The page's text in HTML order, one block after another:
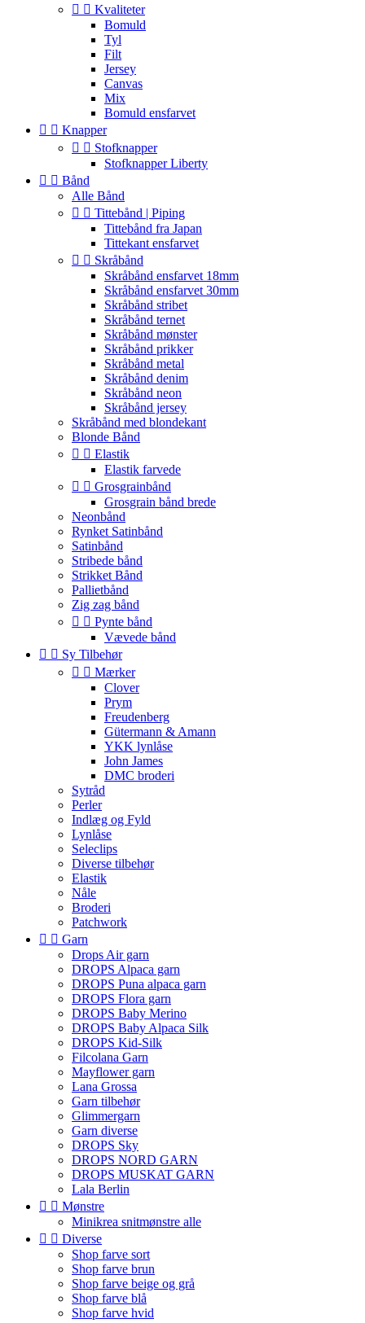
  Kvaliteter
Bomuld
Tyl
Filt
Jersey
Canvas
Mix
Bomuld ensfarvet
  Knapper
  Stofknapper
Stofknapper Liberty
  Bånd
Alle Bånd
  Tittebånd | Piping
Tittebånd fra Japan
Tittekant ensfarvet
  Skråbånd
Skråbånd ensfarvet 18mm
Skråbånd ensfarvet 30mm
Skråbånd stribet
Skråbånd ternet
Skråbånd mønster
Skråbånd prikker
Skråbånd metal
Skråbånd denim
Skråbånd neon
Skråbånd jersey
Skråbånd med blondekant
Blonde Bånd
  Elastik
Elastik farvede
  Grosgrainbånd
Grosgrain bånd brede
Neonbånd
Rynket Satinbånd
Satinbånd
Stribede bånd
Strikket Bånd
Pallietbånd
Zig zag bånd
  Pynte bånd
Vævede bånd
  Sy Tilbehør
  Mærker
Clover
Prym
Freudenberg
Gütermann & Amann
YKK lynlåse
John James
DMC broderi
Sytråd
Perler
Indlæg og Fyld
Lynlåse
Seleclips
Diverse tilbehør
Elastik
Nåle
Broderi
Patchwork
  Garn
Drops Air garn
DROPS Alpaca garn
DROPS Puna alpaca garn
DROPS Flora garn
DROPS Baby Merino
DROPS Baby Alpaca Silk
DROPS Kid-Silk
Filcolana Garn
Mayflower garn
Lana Grossa
Garn tilbehør
Glimmergarn
Garn diverse
DROPS Sky
DROPS NORD GARN
DROPS MUSKAT GARN
Lala Berlin
  Mønstre
Minikrea snitmønstre alle
  Diverse
Shop farve sort
Shop farve brun
Shop farve beige og grå
Shop farve blå
Shop farve hvid